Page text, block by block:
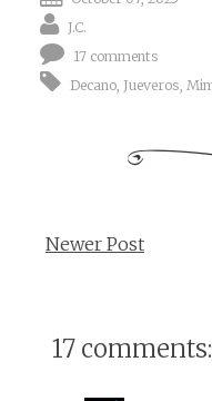
J.C.
17 comments
Decano, Jueveros,
Newer Post
17 comments: